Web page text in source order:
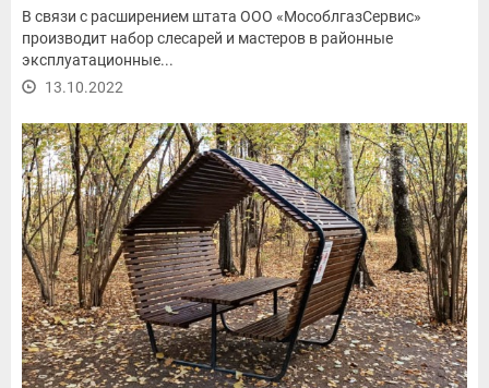
В связи с расширением штата ООО «МособлгазСервис»
производит набор слесарей и мастеров в районные
эксплуатационные...
13.10.2022